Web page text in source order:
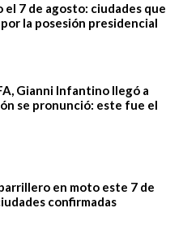
el 7 de agosto: ciudades que
la posesión presidencial
Gianni Infantino llegó a
se pronunció: este fue el
en moto este 7 de
confirmadas